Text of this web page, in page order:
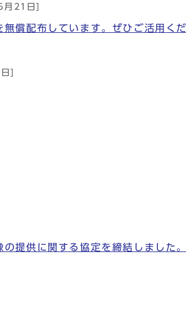
月21日]
償配布しています。ぜひご活用くだ
]
提供に関する協定を締結しました。